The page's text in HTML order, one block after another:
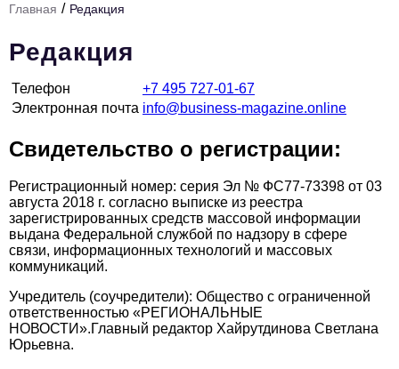
Тема номера
HR
Персона номера
Стиль жизни
Туризм
Импортозамещение
ОПК
Эксперты
Авторские материалы
Главная / Редакция
Редакция
Телефон
+7 495 727-01-67
Электронная почта info@business-magazine.online
Свидетельство о регистрации:
Регистрационный номер: серия Эл № ФС77-73398 от 03
августа 2018 г. согласно выписке из реестра
зарегистрированных средств массовой информации
выдана Федеральной службой по надзору в сфере
связи, информационных технологий и массовых
коммуникаций.
Учредитель (соучредители): Общество с ограниченной
ответственностью «РЕГИОНАЛЬНЫЕ
НОВОСТИ».Главный редактор Хайрутдинова Светлана
Юрьевна.